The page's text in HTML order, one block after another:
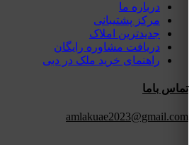
درباره ما
مرکز پشتیبانی
جدیدترین املاک
دریافت مشاوره رایگان
راهنمای خرید ملک در دبی
تماس باما
amlakuae2023@gmail.com